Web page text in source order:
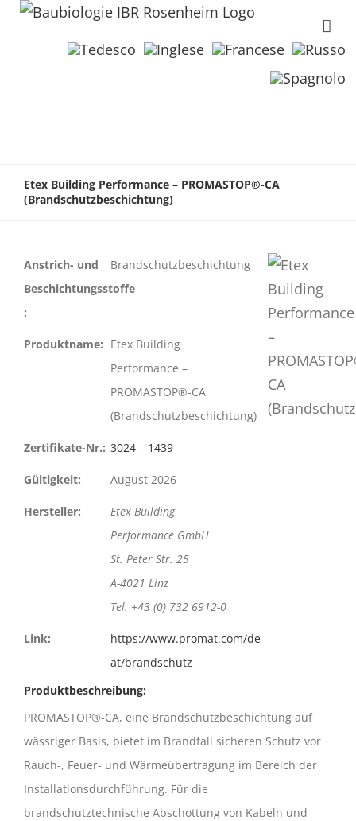
Etex Building Performance – PROMASTOP®-CA
(Brandschutzbeschichtung)
Anstrich- und
Beschichtungsstoffe
:
Brandschutzbeschichtung
Produktname: Etex Building
Performance –
PROMASTOP®-CA
(Brandschutzbeschichtung)
Zertifikate-Nr.: 3024 – 1439
Gültigkeit: August 2026
Hersteller:
Etex Building
Performance GmbH
St. Peter Str. 25
A-4021 Linz
Tel. +43 (0) 732 6912-0
Link:
https://www.promat.com/de-
at/brandschutz
Produktbeschreibung:
PROMASTOP®-CA, eine Brandschutzbeschichtung auf
wässriger Basis, bietet im Brandfall sicheren Schutz vor
Rauch-, Feuer- und Wärmeübertragung im Bereich der
Installationsdurchführung. Für die
brandschutztechnische Abschottung von Kabeln und